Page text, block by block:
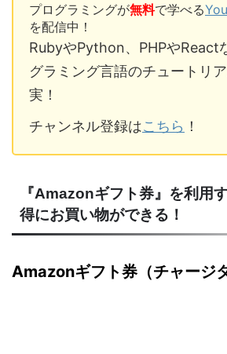
プログラミングが無料で学べる
を配信中！
RubyやPython、PHPやReact
グラミング言語のチュートリ
実！
チャンネル登録はこちら ！
『Amazonギフト券』を利用
得にお買い物ができる！
Amazonギフト券（チャージ